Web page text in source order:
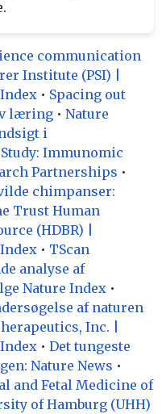
communication
Institute (PSI) |
• Spacing out
læring • Nature
i
Study: Immunomic
Partnerships •
chimpanser:
Trust Human
(HDBR) |
• TScan
analyse af
Nature Index •
af naturen
Inc. |
• Det tungeste
Nature News •
and Fetal Medicine of
of Hamburg (UHH)